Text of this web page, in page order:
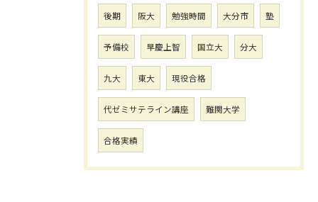
後期 阪大 勉強時間 大分市 塾
予備校 早慶上智 国立大 分大
九大 東大 現役合格
代ゼミサテライン講座 難関大学
合格実績